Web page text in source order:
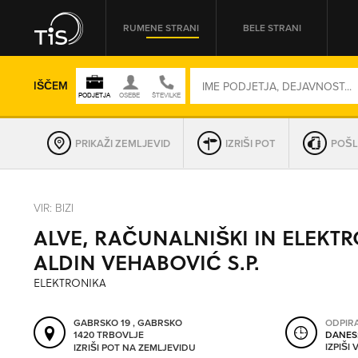
RUMENE STRANI BELE STRANI
IŠČEM
REGIJA
OMREŽNA ŠT.
PRIKAŽI ZEMLJEVID IZRIŠI POT
VIR: BIZI
ALVE, RAČUNALNIŠKI IN
ALDIN VEHABOVIĆ S.P.
ELEKTRONIKA
GABRSKO 19 , GABRSKO
1420 TRBOVLJE
IZRIŠI POT NA ZEMLJEVIDU
IZPIŠI